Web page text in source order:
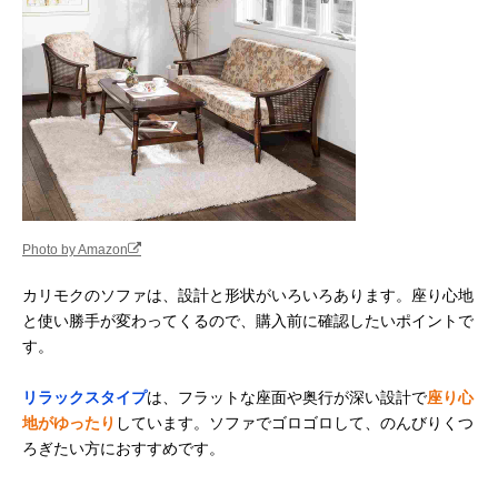
Photo by Amazon
カリモクのソファは、設計と形状がいろいろあります。座り心地
と使い勝手が変わってくるので、購入前に確認したいポイントで
す。
リラックスタイプは、フラットな座面や奥行が深い設計で座り心
地がゆったり しています。ソファでゴロゴロして、のんびりくつ
ろぎたい方におすすめです。